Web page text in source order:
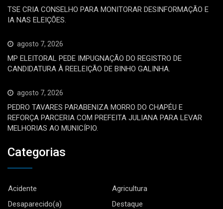
TSE CRIA CONSELHO PARA MONITORAR DESINFORMAÇÃO E
IA NAS ELEIÇÕES.
agosto 7, 2026
MP ELEITORAL PEDE IMPUGNAÇÃO DO REGISTRO DE
CANDIDATURA À REELEIÇÃO DE BINHO GALINHA.
agosto 7, 2026
PEDRO TAVARES PARABENIZA MORRO DO CHAPÉU E
REFORÇA PARCERIA COM PREFEITA JULIANA PARA LEVAR
MELHORIAS AO MUNICÍPIO.
Categorias
Acidente
Agricultura
Desaparecido(a)
Destaque